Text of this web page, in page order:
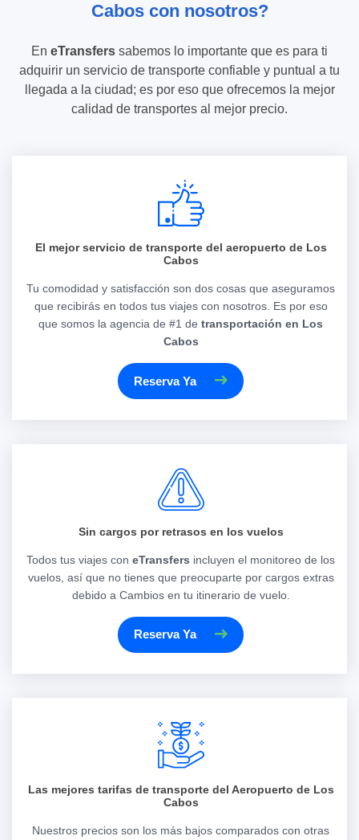
Cabos con nosotros?
En eTransfers sabemos lo importante que es para ti
adquirir un servicio de transporte confiable y puntual a tu
llegada a la ciudad; es por eso que ofrecemos la mejor
calidad de transportes al mejor precio.
El mejor servicio de transporte del aeropuerto de Los
Cabos
Tu comodidad y satisfacción son dos cosas que aseguramos
que recibirás en todos tus viajes con nosotros. Es por eso
que somos la agencia de #1 de transportación en Los
Cabos
Reserva Ya
Sin cargos por retrasos en los vuelos
Todos tus viajes con eTransfers incluyen el monitoreo de los
vuelos, así que no tienes que preocuparte por cargos extras
debido a Cambios en tu itinerario de vuelo.
Reserva Ya
Las mejores tarifas de transporte del Aeropuerto de Los
Cabos
Nuestros precios son los más bajos comparados con otras